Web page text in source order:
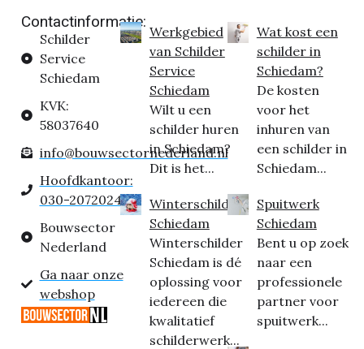
Contactinformatie:
Schilder
Service
Schiedam
KVK:
58037640
info@bouwsectornederland.nl
Hoofdkantoor:
030-2072024
Bouwsector
Nederland
Ga naar onze
webshop
Werkgebied
van Schilder
Service
Schiedam
Wilt u een
schilder huren
in Schiedam?
Dit is het...
Winterschilder
Schiedam
Winterschilder
Schiedam is dé
oplossing voor
iedereen die
kwalitatief
schilderwerk...
Wat kost een
schilder in
Schiedam?
De kosten
voor het
inhuren van
een schilder in
Schiedam...
Spuitwerk
Schiedam
Bent u op zoek
naar een
professionele
partner voor
spuitwerk...